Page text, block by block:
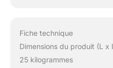
Fiche technique
Dimensions du produit (L x
25 kilogrammes